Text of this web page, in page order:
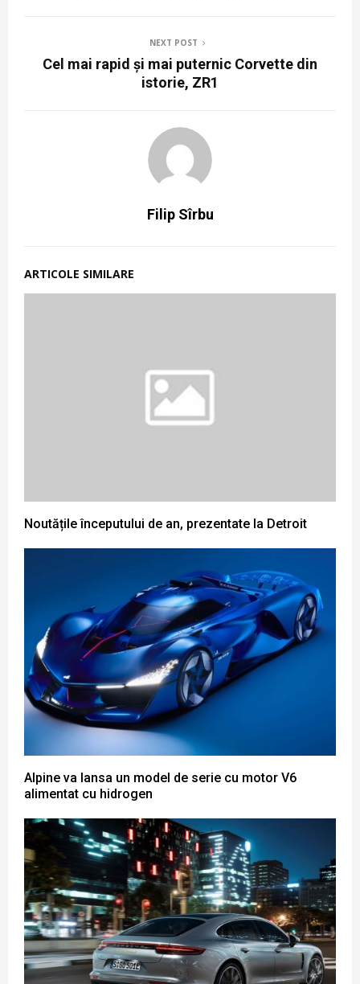
NEXT POST
Cel mai rapid și mai puternic Corvette din
istorie, ZR1
Filip Sîrbu
ARTICOLE SIMILARE
Noutățile începutului de an, prezentate la Detroit
Alpine va lansa un model de serie cu motor V6
alimentat cu hidrogen